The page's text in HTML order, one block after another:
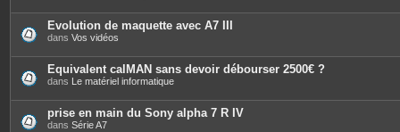
Evolution de maquette avec A7 III
dans Vos vidéos
Equivalent calMAN sans devoir débourser 2500€ ?
dans Le matériel informatique
prise en main du Sony alpha 7 R IV
dans Série A7